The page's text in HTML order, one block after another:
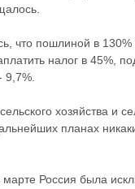
что пошлиной в 130%
налог в 45%,
9,7%.
хозяйства и
планах
Россия была